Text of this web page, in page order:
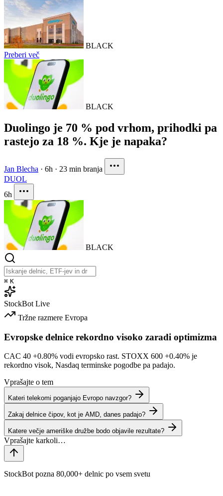
BLACK
Preberi več
BLACK
Duolingo je 70 % pod vrhom, prihodki pa
rastejo za 18 %. Kje je napaka?
Jan Blecha · 6h · 23 min branja
DUOL
6h
BLACK
⌘ K
StockBot Live
Tržne razmere Evropa
Evropske delnice rekordno visoko zaradi optimizma
CAC 40 +0.80% vodi evropsko rast. STOXX 600 +0.40% je
rekordno visok, Nasdaq terminske pogodbe pa padajo.
Vprašajte o tem
Kateri telekomi poganjajo Evropo navzgor?
Zakaj delnice čipov, kot je AMD, danes padajo?
Katere večje ameriške družbe bodo objavile rezultate?
StockBot pozna 80,000+ delnic po vsem svetu